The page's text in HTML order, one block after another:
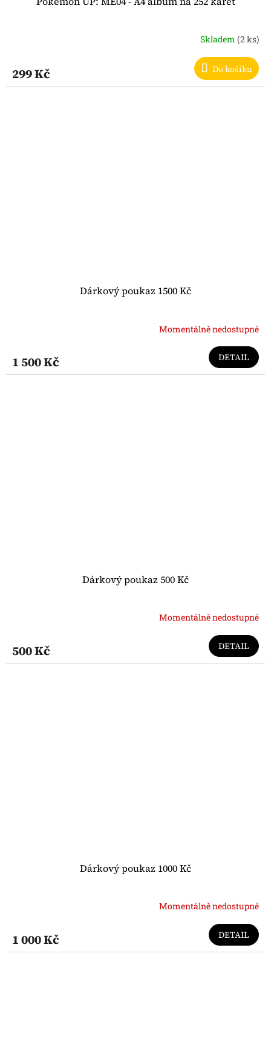
Skladem (2 ks)
299 Kč Do košíku
Dárkový poukaz 1500 Kč
Momentálně nedostupné
1 500 Kč DETAIL
Dárkový poukaz 500 Kč
Momentálně nedostupné
500 Kč DETAIL
Dárkový poukaz 1000 Kč
Momentálně nedostupné
1 000 Kč DETAIL